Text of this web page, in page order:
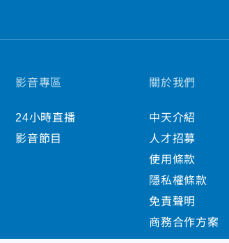
影音專區
24小時直播
影音節目
關於我們
中天介紹
人才招募
使用條款
隱私權條款
免責聲明
商務合作方案